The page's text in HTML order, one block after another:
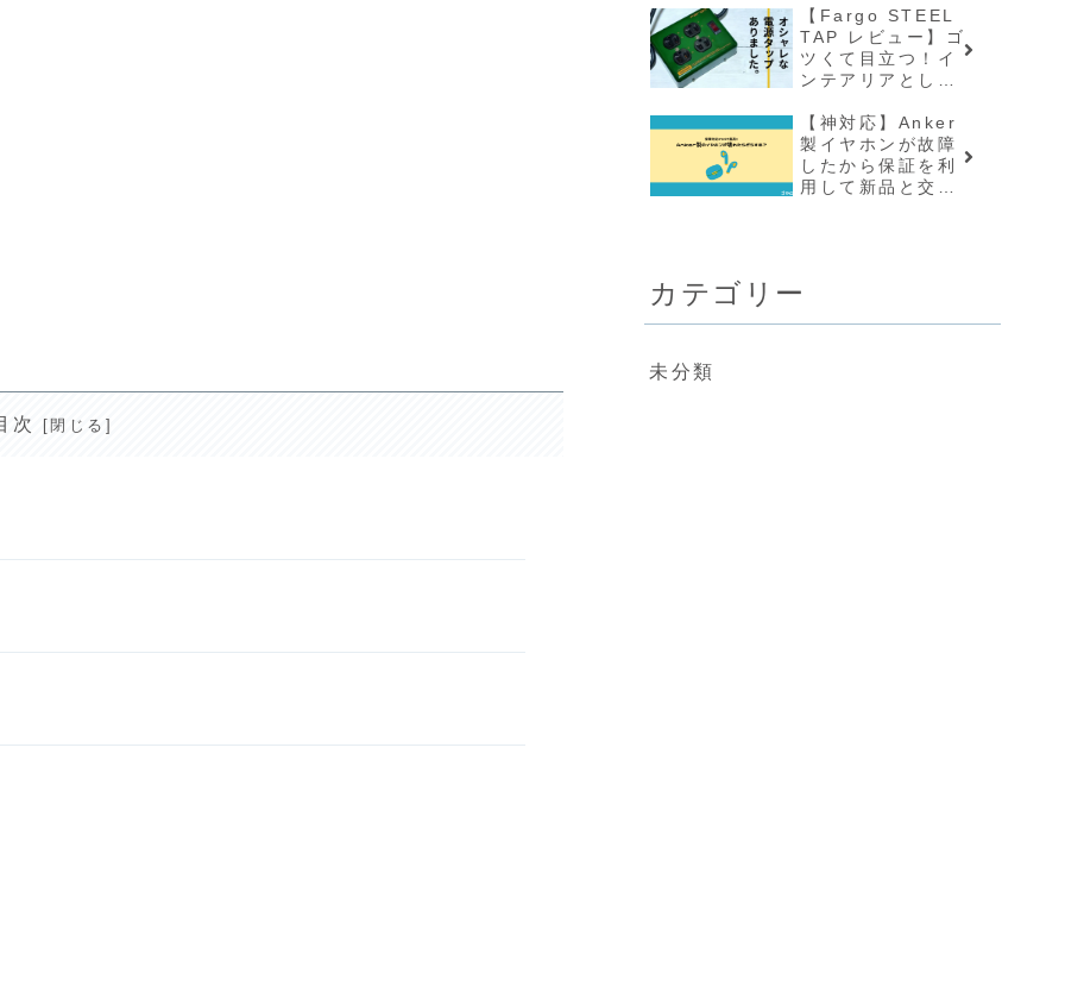
次
まで
【Fargo STEEL
TAP レビュー】ゴ
ツくて目立つ！イ
ンテアリアとして
源タップ
【神対応】Anker
製イヤホンが故障
したから保証を利
用して新品と交換
カテゴリー
未分類